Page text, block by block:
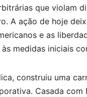
que violam
A ação de hoje
e as
medidas iniciais
construiu uma
Casada